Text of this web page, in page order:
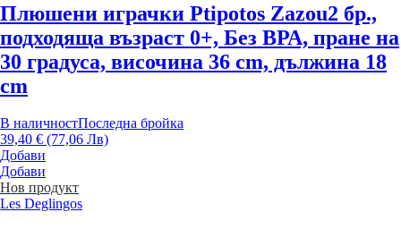
Плюшени играчки Ptipotos Zazou2 бр.,
подходяща възраст 0+, Без ВРА, пране на
30 градуса, височина 36 cm, дължина 18
cm
В наличностПоследна бройка
39,40 € (77,06 Лв)
Добави
Добави
Нов продукт
Les Deglingos